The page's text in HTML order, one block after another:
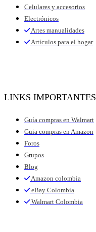
Celulares y accesorios
Electrónicos
Artes manualidades
Artículos para el hogar
LINKS IMPORTANTES
Guía compras en Walmart
Guia compras en Amazon
Foros
Grupos
Blog
Amazon colombia
eBay Colombia
Walmart Colombia